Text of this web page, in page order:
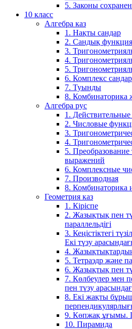
5. Законы
10 класс
Алгебра каз
1. Нақты сандар
2. Сандық
3.
4.
5.
6. Комплекс сандар
7. Туынды
8.
Алгебра рус
1. Действительные
2. Числовые
3.
4.
5.
выражений
6. Комплексные
7. Производная
8. Комбинаторика
Геометрия каз
1. Кіріспе
2. Жазықтық пен
параллельдігі
3. Кеңістіктегі
Екі түзу
4. Жазықтықтардың
5. Тетраэдр және
6. Жазықтық пен
7. Көлбеулер мен
пен түзу
8. Екі жақты
9. Көпжақ ұғымы.
10. Пирамида